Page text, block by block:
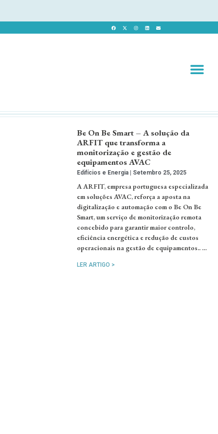
Be On Be Smart – A solução da
ARFIT que transforma a
monitorização e gestão de
equipamentos AVAC
Edifícios e Energia Setembro 25, 2025
A ARFIT, empresa portuguesa especializada
em soluções AVAC, reforça a aposta na
digitalização e automação com o Be On Be
Smart, um serviço de monitorização remota
concebido para garantir maior controlo,
eficiência energética e redução de custos
operacionais na gestão de equipamentos.. …
LER ARTIGO >